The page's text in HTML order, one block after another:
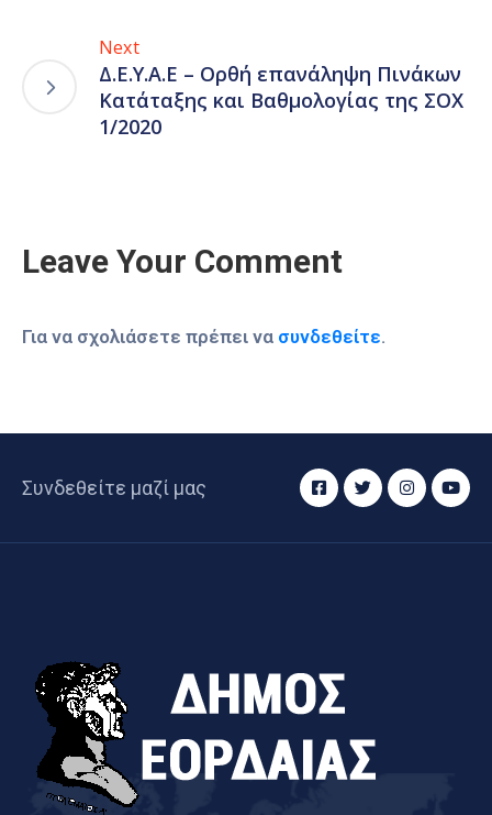
Next
Δ.Ε.Υ.Α.Ε – Ορθή επανάληψη Πινάκων
Κατάταξης και Βαθμολογίας της ΣΟΧ
1/2020
Leave Your Comment
Για να σχολιάσετε πρέπει να συνδεθείτε.
Συνδεθείτε μαζί μας